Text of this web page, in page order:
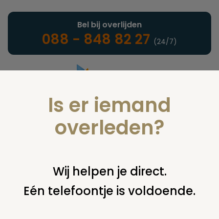
Landelijke uitvaartonderneming
Bel bij overlijden
088 - 848 82 27 (24/7)
U bent hier: home juridisch overige uitvaartplechtigheid
regelt de mentor een uitvaart?
Is er iemand
overleden?
Wij helpen je direct.
Eén telefoontje is voldoende.